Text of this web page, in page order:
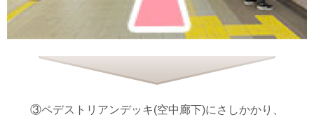
③ペデストリアンデッキ(空中廊下)にさしかかり、